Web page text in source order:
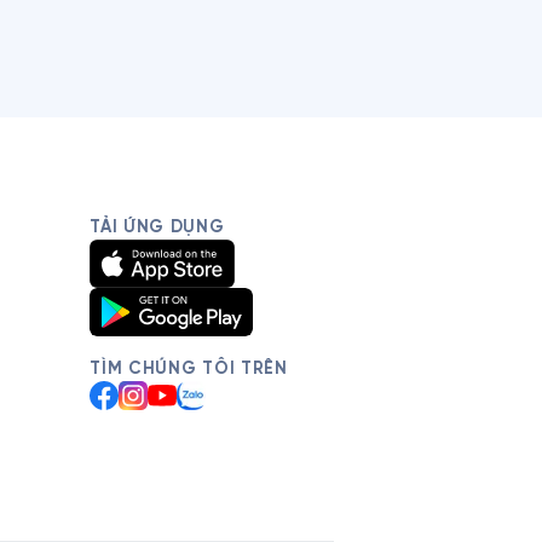
TẢI ỨNG DỤNG
TÌM CHÚNG TÔI TRÊN
Facebook
Instagram
YouTube
Zalo